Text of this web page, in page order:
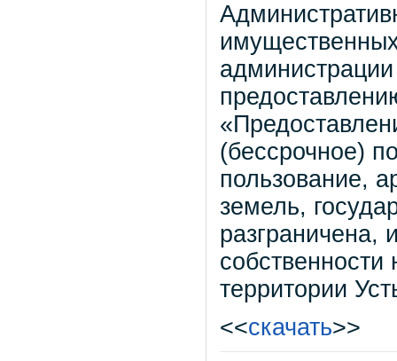
администрации
(бессрочное)
пользование,
земель,
разграничена,
территории
<<скачать>>